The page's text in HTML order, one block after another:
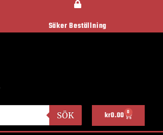
Säker Beställning
SÖK kr0.00 0